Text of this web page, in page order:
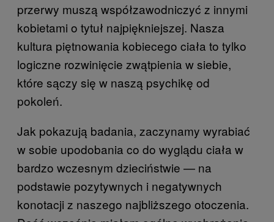
przerwy muszą współzawodniczyć z innymi
kobietami o tytuł najpiękniejszej. Nasza
kultura piętnowania kobiecego ciała to tylko
logiczne rozwinięcie zwątpienia w siebie,
które sączy się w naszą psychikę od
pokoleń.
Jak pokazują badania, zaczynamy wyrabiać
w sobie upodobania co do wyglądu ciała w
bardzo wczesnym dzieciństwie — na
podstawie pozytywnych i negatywnych
konotacji z naszego najbliższego otoczenia.